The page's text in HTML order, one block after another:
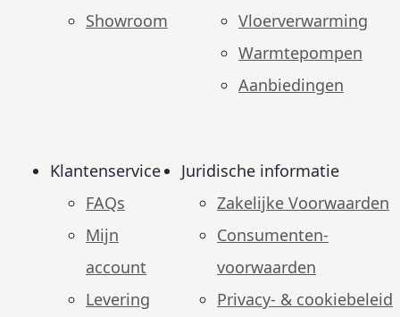
Showroom
Vloerverwarming
Warmtepompen
Aanbiedingen
Klantenservice
FAQs
Mijn
account
Levering
Juridische informatie
Zakelijke Voorwaarden
Consumenten­
voorwaarden
Privacy- & cookiebeleid